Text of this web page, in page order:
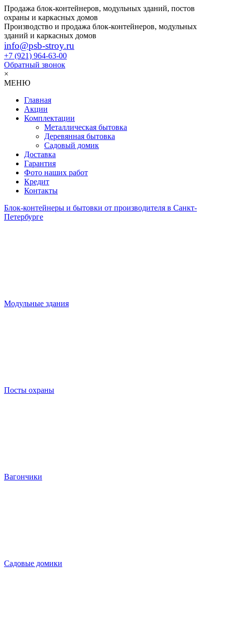
Продажа блок-контейнеров, модульных зданий, постов
охраны и каркасных домов
Производство и продажа блок-контейнеров, модульных
зданий и каркасных домов
info@psb-stroy.ru
+7 (921) 964-63-00
Обратный звонок
×
МЕНЮ
Главная
Акции
Комплектации
Металлическая бытовка
Деревянная бытовка
Садовый домик
Доставка
Гарантия
Фото наших работ
Кредит
Контакты
Блок-контейнеры и бытовки от производителя в Санкт-
Петербурге
Модульные здания
Посты охраны
Вагончики
Садовые домики